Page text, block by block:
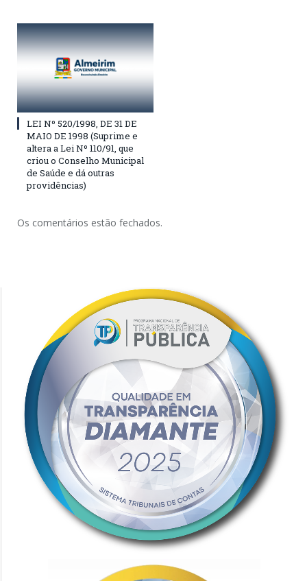
LEI Nº 520/1998, DE 31 DE
MAIO DE 1998 (Suprime e
altera a Lei Nº 110/91, que
criou o Conselho Municipal
de Saúde e dá outras
providências)
Os comentários estão fechados.